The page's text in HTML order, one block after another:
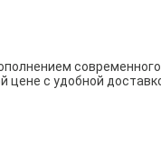
современного
цене с удобной